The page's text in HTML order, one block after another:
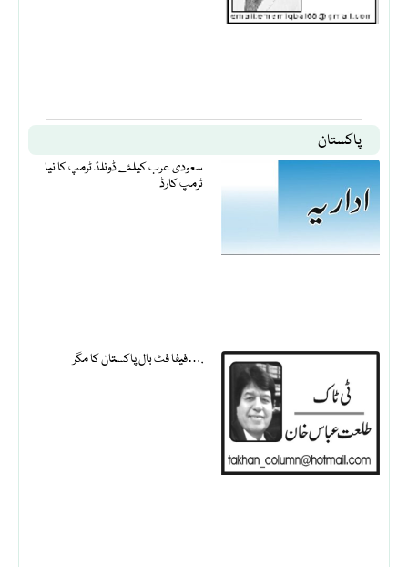
پاکستان
سعودی عرب کیلئے ڈونلڈ ٹرمپ کا نیا
ٹرمپ کارڈ
فیفا فٹ بال پاکستان کا مگر….